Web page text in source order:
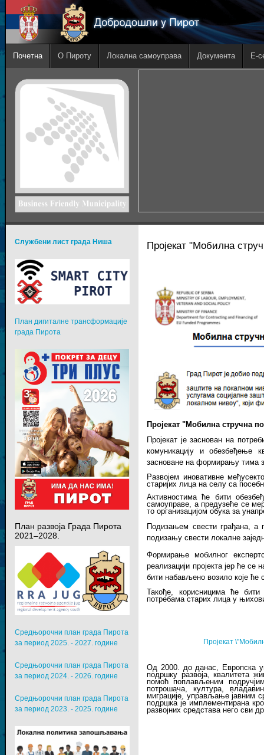
Почетна О Пироту Локална самоуправа Документа E-
Пројекат "Мобилна
Пројекат "Мобилна стручна
Пројекат је заснован на
комуникацију и обезбеђење
засноване на формирању тима
Развојем иновативне
старијих лица на селу са
Активностима ће бити
самоуправе, а предузеће се
то организацијом обука за
Подизањем свести грађана, а
подизању свести локалне
Формирање мобилног
реализацији пројекта јер ће се
бити набављено возило које
Такође, корисницима ће
потребама старих лица у
Пројекат
Од 2000. до данас, Европска
подршку развоја, квалитета
помоћ поплављеним
потрошача, култура,
миграције, управљање јавним
подршка је имплементирана
развојних средстава него сви
Службени лист града Ниша
План дигиталне трансформације
града Пирота
План развоја Града Пирота
2021–2028.
Средњорочни план града Пирота
за период 2025. - 2027. године
Средњорочни план града Пирота
за период 2024. - 2026. године
Средњорочни план града Пирота
за период 2023. - 2025. године